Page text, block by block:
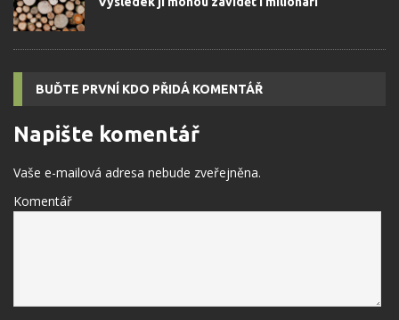
BUĎTE PRVNÍ KDO PŘIDÁ KOMENTÁŘ
Napište komentář
Vaše e-mailová adresa nebude zveřejněna.
Komentář